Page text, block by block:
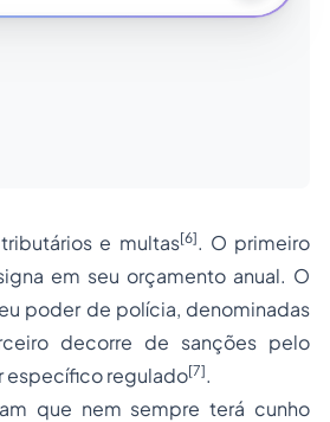
e multas[6]. O primeiro
em seu orçamentoanual. O
poder de polícia, denominadas
decorre de sanções pelo
específico regulado[7].
que nem sempre terá cunho